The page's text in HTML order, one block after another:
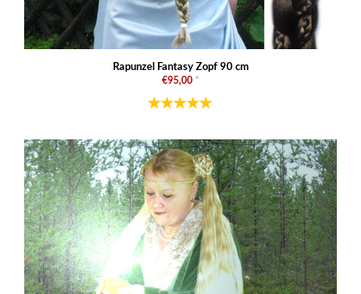
Rapunzel Fantasy Zopf 90 cm
€95,00 *